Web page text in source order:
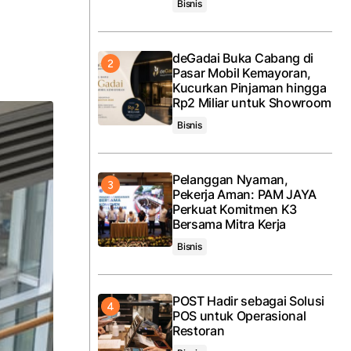
Bisnis
deGadai Buka Cabang di
Pasar Mobil Kemayoran,
Kucurkan Pinjaman hingga
Rp2 Miliar untuk Showroom
Bisnis
Pelanggan Nyaman,
Pekerja Aman: PAM JAYA
Perkuat Komitmen K3
Bersama Mitra Kerja
Bisnis
POST Hadir sebagai Solusi
POS untuk Operasional
Restoran